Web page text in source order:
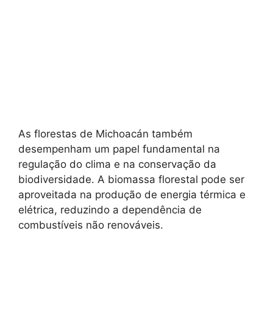
As florestas de Michoacán também
desempenham um papel fundamental na
regulação do clima e na conservação da
biodiversidade. A biomassa florestal pode ser
aproveitada na produção de energia térmica e
elétrica, reduzindo a dependência de
combustíveis não renováveis.